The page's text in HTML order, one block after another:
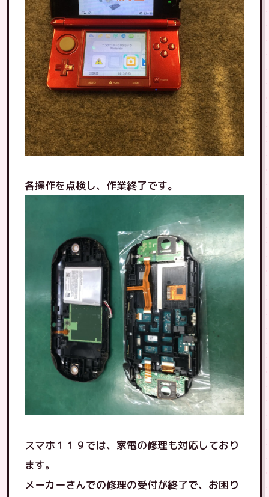
各操作を点検し、作業終了です。
スマホ１１９では、家電の修理も対応しており
ます。
メーカーさんでの修理の受付が終了で、お困り